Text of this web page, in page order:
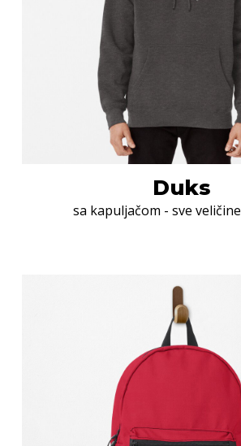
Duks
sa kapuljačom - sve